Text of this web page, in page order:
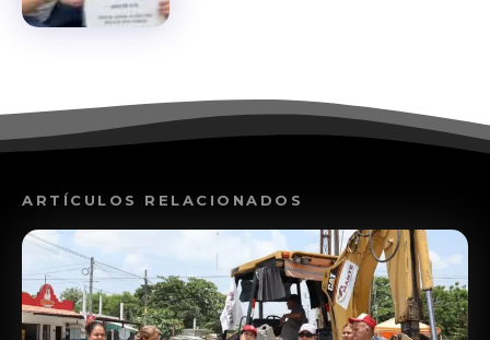
ARTÍCULOS RELACIONADOS